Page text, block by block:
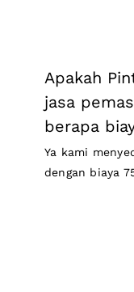
Apakah
jasa
berapa
Ya kami
dengan biaya